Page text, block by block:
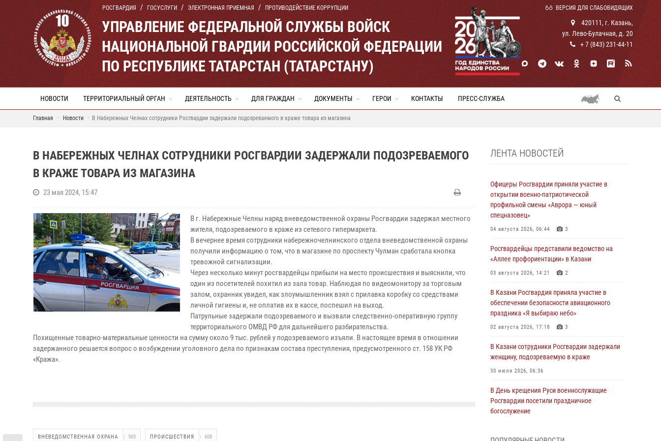
РОСГВАРДИЯ ГОСУСЛУГИ ЭЛЕКТРОННАЯ ПРИЕМНАЯ ПРОТИВОДЕЙСТВИЕ КОРРУПЦИИ ВЕРСИЯ ДЛЯ СЛАБОВИДЯЩИХ
УПРАВЛЕНИЕ ФЕДЕРАЛЬНОЙ СЛУЖБЫ ВОЙСК
НАЦИОНАЛЬНОЙ ГВАРДИИ РОССИЙСКОЙ ФЕДЕРАЦИИ
ПО РЕСПУБЛИКЕ ТАТАРСТАН (ТАТАРСТАНУ)
420111, г. Казань,
ул. Лево-Булачная, д. 20
+ 7 (843) 231-44-11
НОВОСТИ ТЕРРИТОРИАЛЬНЫЙ ОРГАН ДЕЯТЕЛЬНОСТЬ ДЛЯ ГРАЖДАН ДОКУМЕНТЫ ГЕРОИ КОНТАКТЫ ПРЕСС-СЛУЖБА
Главная Новости В Набережных Челнах сотрудники Росгвардии задержали подозреваемого в краже товара из магазина
В НАБЕРЕЖНЫХ ЧЕЛНАХ СОТРУДНИКИ РОСГВАРДИИ ЗАДЕРЖАЛИ ПОДОЗРЕВАЕМОГО
В КРАЖЕ ТОВАРА ИЗ МАГАЗИНА
23 мая 2024, 15:47
В г. Набережные Челны наряд вневедомственной охраны Росгвардии задержал местного
жителя, подозреваемого в краже из сетевого гипермаркета.
В вечернее время сотрудники набережночелнинского отдела вневедомственной охраны
получили информацию о том, что в магазине по проспекту Чулман сработала кнопка
тревожной сигнализации.
Через несколько минут росгвардейцы прибыли на место происшествия и выяснили, что
один из посетителей похитил из зала товар. Наблюдая по видеомонитору за торговым
залом, охранник увидел, как злоумышленник взял с прилавка коробку со средствами
личной гигиены и, не оплатив их в кассе, поспешил на выход.
Патрульные задержали подозреваемого и вызвали следственно-оперативную группу
территориального ОМВД РФ для дальнейшего разбирательства.
Похищенные товарно-материальные ценности на сумму около 9 тыс. рублей у подозреваемого изъяли. В настоящее время в отношении
задержанного решается вопрос о возбуждении уголовного дела по признакам состава преступления, предусмотренного ст. 158 УК РФ
«Кража».
ВНЕВЕДОМСТВЕННАЯ ОХРАНА 993 ПРОИСШЕСТВИЯ 608
ЛЕНТА НОВОСТЕЙ
Офицеры Росгвардии приняли участие в
открытии военно-патриотической
профильной смены «Аврора — юный
спецназовец»
04 августа 2026, 06:44 3
Росгвардейцы представили ведомство на
«Аллее профориентации» в Казани
03 августа 2026, 14:21 2
В Казани Росгвардия приняла участие в
обеспечении безопасности авиационного
праздника «Я выбираю небо»
02 августа 2026, 17:18 3
В Казани сотрудники Росгвардии задержали
женщину, подозреваемую в краже
30 июля 2026, 06:36
В День крещения Руси военнослужащие
Росгвардии посетили праздничное
богослужение